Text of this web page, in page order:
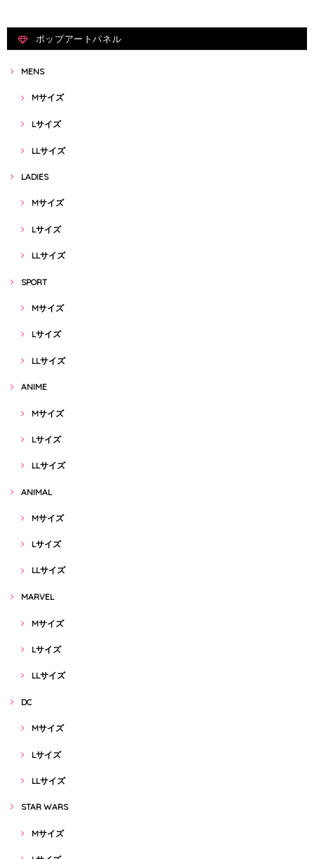
ポップアートパネル
MENS
Mサイズ
Lサイズ
LLサイズ
LADIES
Mサイズ
Lサイズ
LLサイズ
SPORT
Mサイズ
Lサイズ
LLサイズ
ANIME
Mサイズ
Lサイズ
LLサイズ
ANIMAL
Mサイズ
Lサイズ
LLサイズ
MARVEL
Mサイズ
Lサイズ
LLサイズ
DC
Mサイズ
Lサイズ
LLサイズ
STAR WARS
Mサイズ